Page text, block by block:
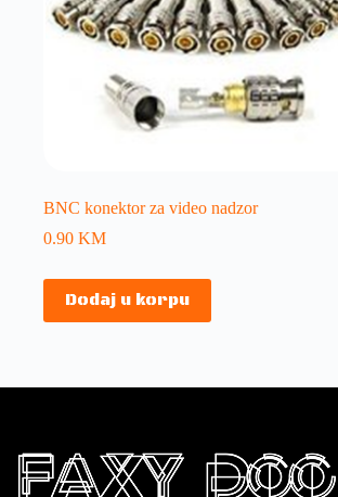
BNC konektor za video nadzor
0.90 KM
Dodaj u korpu